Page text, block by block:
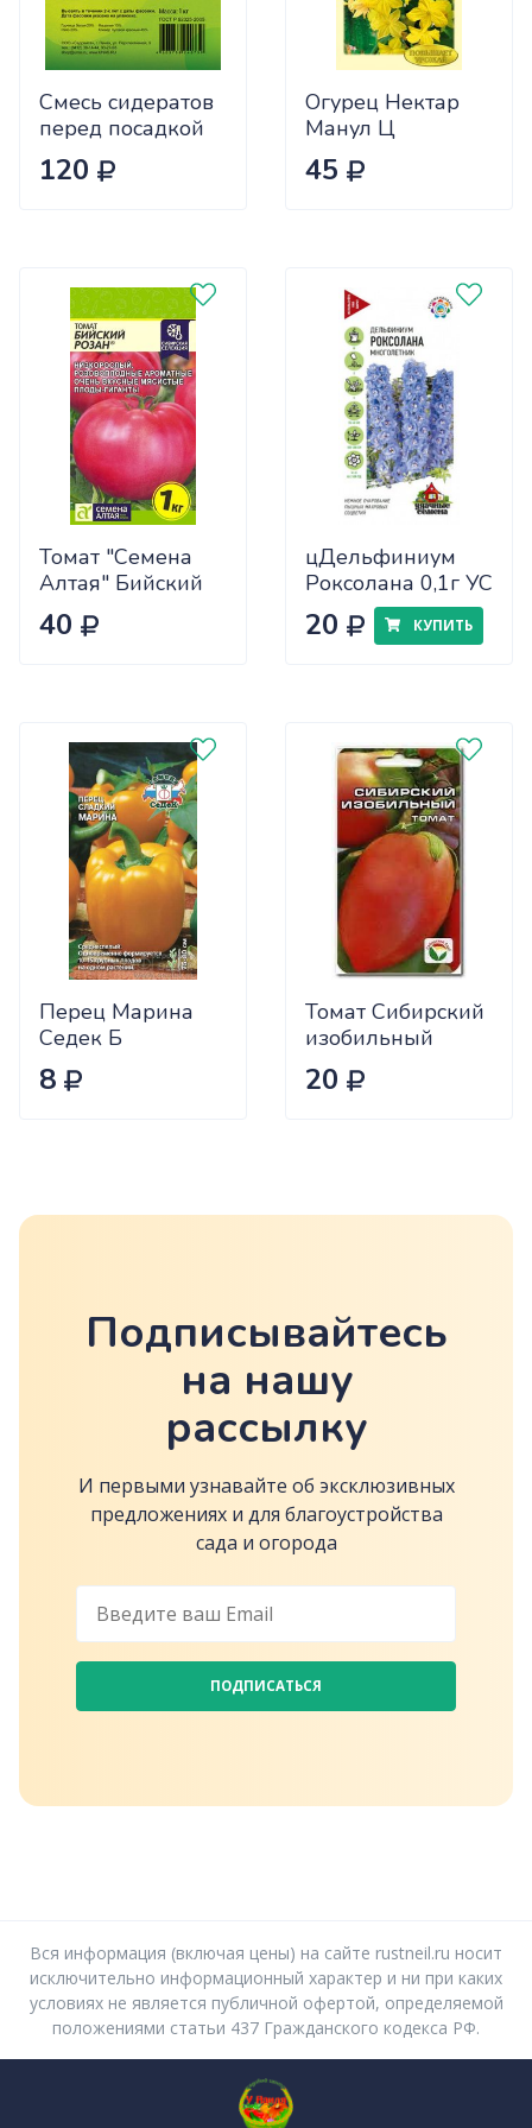
Смесь сидератов
перед посадкой
чеснока 0,5кг
САДОВИТА
120
Огурец Нектар
Манул Ц
45
Томат "Семена
Алтая" Бийский
Розан 0,05
40
цДельфиниум
Роксолана 0,1г УС
20 КУПИТЬ
Перец Марина
Седек Б
8
Томат Сибирский
изобильный
Сиб.сад Ц
20
Подписывайтесь
на нашу
рассылку
И первыми узнавайте об эксклюзивных
предложениях и для благоустройства
сада и огорода
ПОДПИСАТЬСЯ
Вся информация (включая цены) на сайте rustneil.ru носит
исключительно информационный характер и ни при каких
условиях не является публичной офертой, определяемой
положениями статьи 437 Гражданского кодекса РФ.